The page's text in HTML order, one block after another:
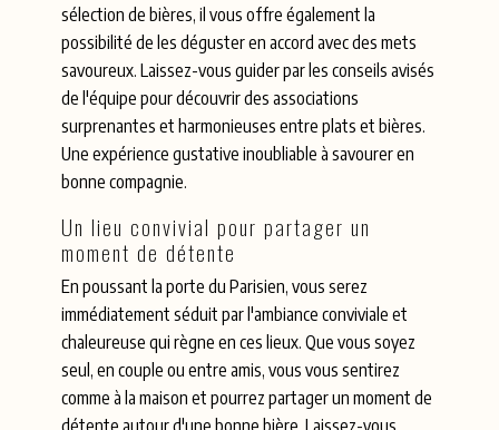
sélection de bières, il vous offre également la
possibilité de les déguster en accord avec des mets
savoureux. Laissez-vous guider par les conseils avisés
de l'équipe pour découvrir des associations
surprenantes et harmonieuses entre plats et bières.
Une expérience gustative inoubliable à savourer en
bonne compagnie.
Un lieu convivial pour partager un
moment de détente
En poussant la porte du Parisien, vous serez
immédiatement séduit par l'ambiance conviviale et
chaleureuse qui règne en ces lieux. Que vous soyez
seul, en couple ou entre amis, vous vous sentirez
comme à la maison et pourrez partager un moment de
détente autour d'une bonne bière. Laissez-vous